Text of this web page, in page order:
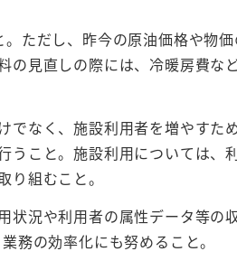
ただし、昨今の原油価格や物
見直しの際には、冷暖房費な
でなく、施設利用者を増やすた
うこと。施設利用については、
り組むこと。
状況や利用者の属性データ等の
務の効率化にも努めること。